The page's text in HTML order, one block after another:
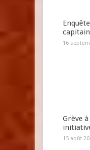
16
Grève
15 août